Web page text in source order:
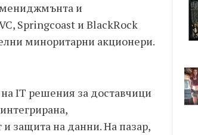
мениджмънта и
Springcoast и BlackRock
миноритарни акционери.
IT решения за доставчици
защита на данни. На пазар,